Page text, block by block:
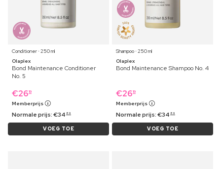
Conditioner ⋅ 250 ml
Olaplex
Bond Maintenance Conditioner
No. 5
€2619
Memberprijs
Normale prijs:€34 89
VOEG TOE
Shampoo ⋅ 250 ml
Olaplex
Bond Maintenance Shampoo No. 4
€2619
Memberprijs
Normale prijs:€34 89
VOEG TOE